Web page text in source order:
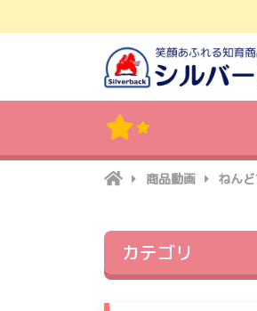
商品動画 ねん
カテゴリ